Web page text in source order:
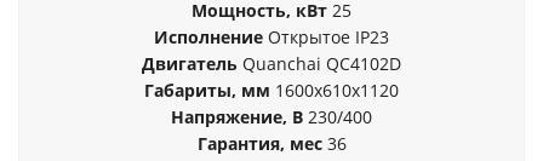
Мощность, кВт 25
Исполнение Открытое IP23
Двигатель Quanchai QC4102D
Габариты, мм 1600x610x1120
Напряжение, В 230/400
Гарантия, мес 36